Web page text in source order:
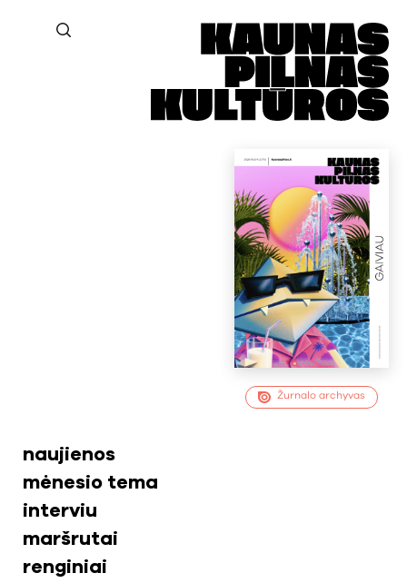
Žurnalo archyvas
naujienos
mėnesio tema
interviu
maršrutai
renginiai